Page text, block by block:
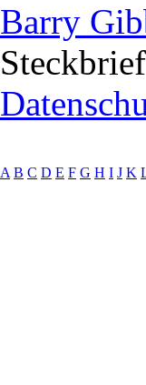
Barry
Steckbrief
A B C D E F G H I J K